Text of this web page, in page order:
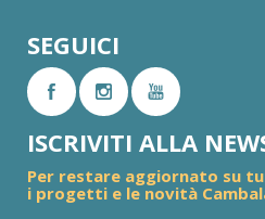
SEGUICI
ISCRIVITI ALLA
Per restare aggiornato su
i progetti e le novità